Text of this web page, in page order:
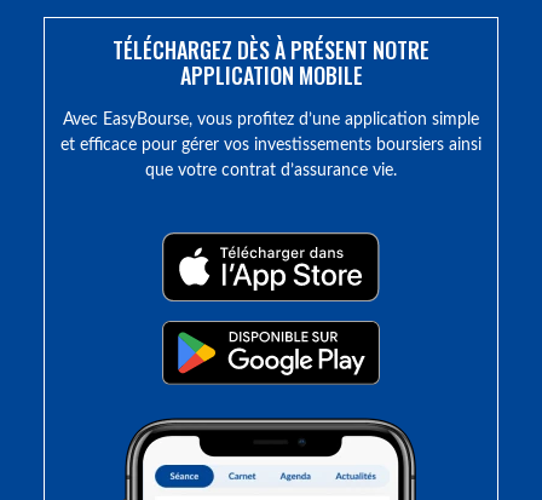
TÉLÉCHARGEZ DÈS À PRÉSENT NOTRE
APPLICATION MOBILE
Avec EasyBourse, vous profitez d’une application simple
et efficace pour gérer vos investissements boursiers ainsi
que votre contrat d’assurance vie.